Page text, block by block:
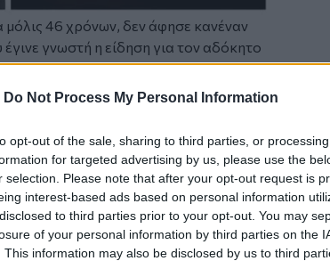
Do Not Process My Personal Information
opt-out of the sale, sharing to third parties, or
for targeted advertising by us, please use the
selection. Please note that after your opt-out request is
interest-based ads based on personal information
to third parties prior to your opt-out. You may
of your personal information by third parties on the
This information may also be disclosed by us to third
μόλις 46 χρόνων, δεν άφησε κανέναν
γνωστή η είδηση για τον αδόκητο
τους στα social media
Photo Credits: @fb
media, όλοι αναφέρονται στην
την αγάπη της για τη δουλειά...